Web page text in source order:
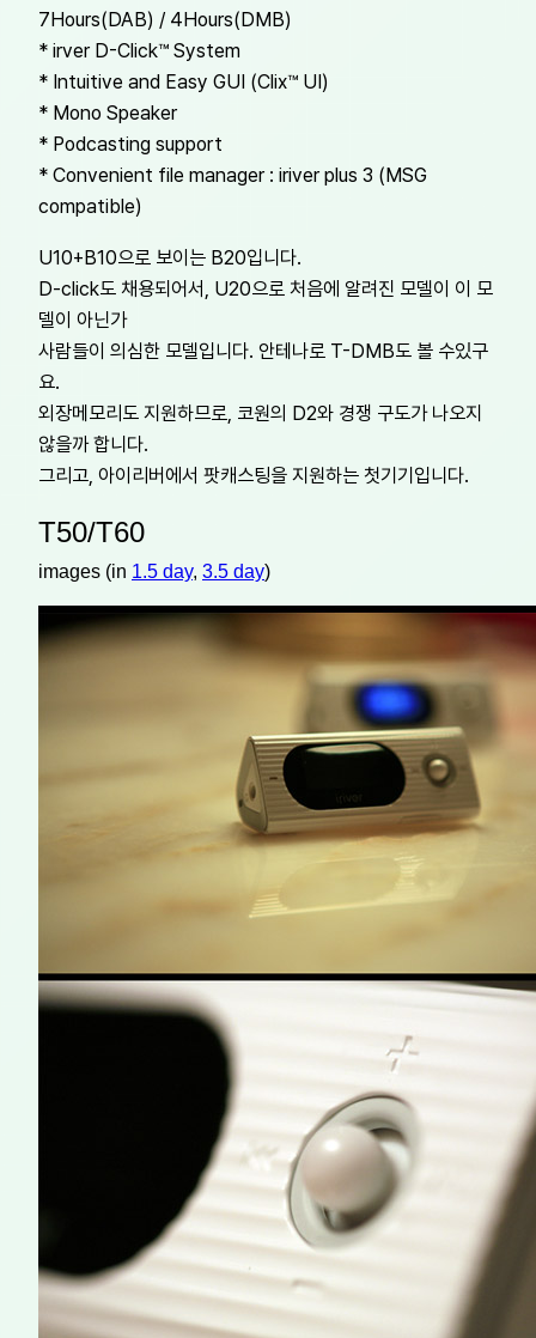
7Hours(DAB) / 4Hours(DMB)
* irver D-Click™ System
* Intuitive and Easy GUI (Clix™ UI)
* Mono Speaker
* Podcasting support
* Convenient file manager : iriver plus 3 (MSG
compatible)
U10+B10으로 보이는 B20입니다.
D-click도 채용되어서, U20으로 처음에 알려진 모델이 이 모
델이 아닌가
사람들이 의심한 모델입니다. 안테나로 T-DMB도 볼 수있구
요.
외장메모리도 지원하므로, 코원의 D2와 경쟁 구도가 나오지
않을까 합니다.
그리고, 아이리버에서 팟캐스팅을 지원하는 첫기기입니다.
T50/T60
images (in 1.5 day, 3.5 day)